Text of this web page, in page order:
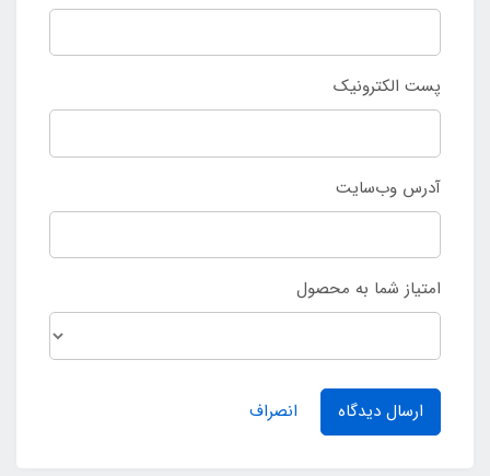
پست الکترونیک
آدرس وب‌سایت
امتیاز شما به محصول
ارسال دیدگاه انصراف